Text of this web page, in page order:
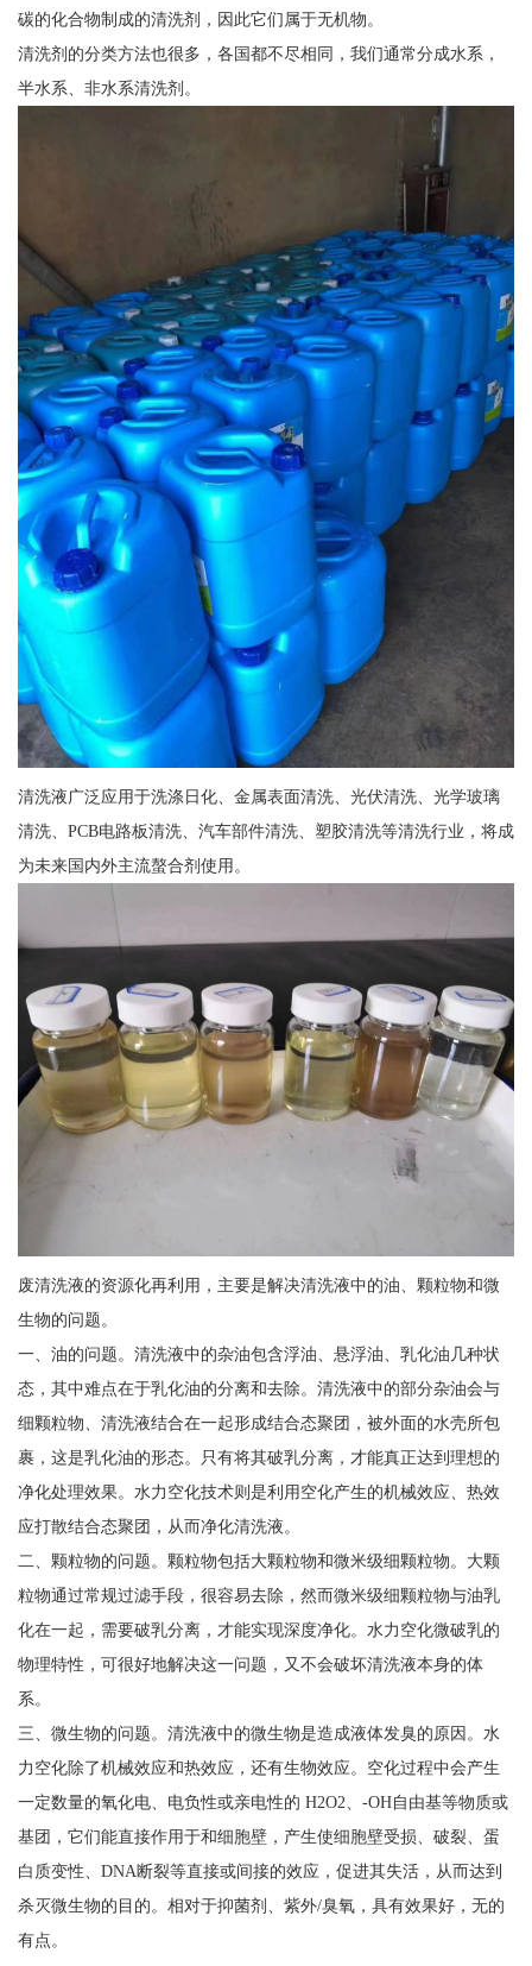
碳的化合物制成的清洗剂，因此它们属于无机物。
清洗剂的分类方法也很多，各国都不尽相同，我们通常分成水系，
半水系、非水系清洗剂。
清洗液广泛应用于洗涤日化、金属表面清洗、光伏清洗、光学玻璃
清洗、PCB电路板清洗、汽车部件清洗、塑胶清洗等清洗行业，将成
为未来国内外主流螯合剂使用。
废清洗液的资源化再利用，主要是解决清洗液中的油、颗粒物和微
生物的问题。
一、油的问题。清洗液中的杂油包含浮油、悬浮油、乳化油几种状
态，其中难点在于乳化油的分离和去除。清洗液中的部分杂油会与
细颗粒物、清洗液结合在一起形成结合态聚团，被外面的水壳所包
裹，这是乳化油的形态。只有将其破乳分离，才能真正达到理想的
净化处理效果。水力空化技术则是利用空化产生的机械效应、热效
应打散结合态聚团，从而净化清洗液。
二、颗粒物的问题。颗粒物包括大颗粒物和微米级细颗粒物。大颗
粒物通过常规过滤手段，很容易去除，然而微米级细颗粒物与油乳
化在一起，需要破乳分离，才能实现深度净化。水力空化微破乳的
物理特性，可很好地解决这一问题，又不会破坏清洗液本身的体
系。
三、微生物的问题。清洗液中的微生物是造成液体发臭的原因。水
力空化除了机械效应和热效应，还有生物效应。空化过程中会产生
一定数量的氧化电、电负性或亲电性的 H2O2、-OH自由基等物质或
基团，它们能直接作用于和细胞壁，产生使细胞壁受损、破裂、蛋
白质变性、DNA断裂等直接或间接的效应，促进其失活，从而达到
杀灭微生物的目的。相对于抑菌剂、紫外/臭氧，具有效果好，无的
有点。